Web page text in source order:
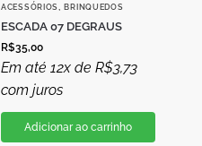
ACESSÓRIOS ,BRINQUEDOS
ESCADA 07 DEGRAUS
R$35,00
Em até 12x de R$3,73
com juros
Adicionar ao carrinho